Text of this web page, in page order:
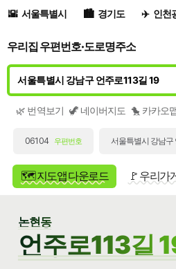
서울특별시 경기도 인천
우리집 우편번호·도로명주소
🌿 번역보기 🦖 네이버지도 🐤 카카오
06104 우편번호 서울특별시 강남구
🗺️ 지도앱 다운로드 🚩 우리가
논현동
언주로113길